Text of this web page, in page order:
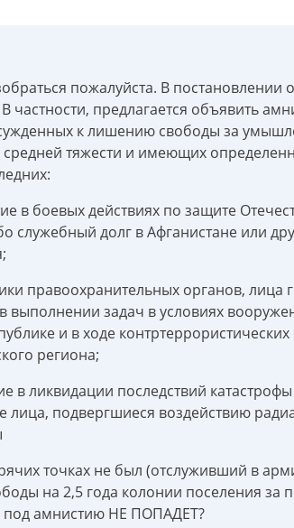
пожалуйста. В постановлении
частности, предлагается объявить
к лишению свободы за
тяжести и имеющих
в боевых действиях по защите
служебный долг в Афганистане или
правоохранительных органов, лица
выполнении задач в условиях
и в ходе
региона;
в ликвидации последствий
лица, подвергшиеся воздействию
точках не был (отслуживший в
на 2,5 года колонии поселения за
под амнистию НЕ ПОПАДЕТ?